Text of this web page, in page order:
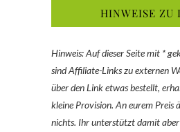
HINWEISE ZU
Hinweis: Auf dieser Seite mit *
sind Affiliate-Links zu externen
über den Link etwas bestellt,
kleine Provision. An eurem Preis
nichts. Ihr unterstützt damit